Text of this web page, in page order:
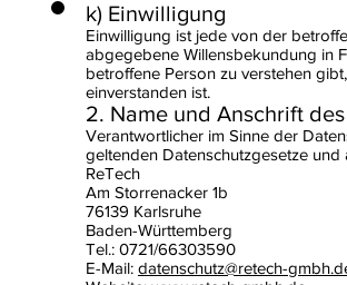
k) Einwilligung
Einwilligung ist jede von der
abgegebene Willensbekundung in
betroffene Person zu verstehen
einverstanden ist.
2. Name und Anschrift
Verantwortlicher im Sinne der
geltenden Datenschutzgesetze
ReTech
Am Storrenacker 1b
76139 Karlsruhe
Baden-Württemberg
Tel.: 0721/66303590
E-Mail: datenschutz@retech-